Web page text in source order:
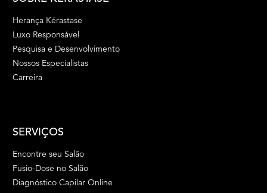
Herança Kérastase
Luxo Responsável
Pesquisa e Desenvolvimento
Nossos Especialistas
Carreira
SERVIÇOS
Encontre seu Salão
Fusio-Dose no Salão
Diagnóstico Capilar Online